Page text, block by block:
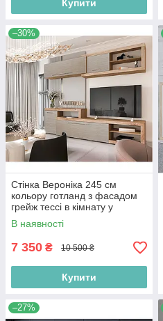
Купити
–30%
Стінка Вероніка 245 см
кольору готланд з фасадом
грейж тессі в кімнату у
скандинавському стилі
В наявності
7 350 ₴ 10 500 ₴
Купити
–27%